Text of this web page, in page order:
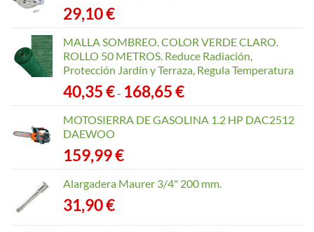
29,10€
MALLA SOMBREO. COLOR VERDE CLARO.
ROLLO 50 METROS. Reduce Radiación,
Protección Jardín y Terraza, Regula Temperatura
40,35€- 168,65€Rango
precios:
MOTOSIERRA DE GASOLINA 1.2 HP DAC2512
DAEWOO
159,99€
Alargadera Maurer 3/4" 200 mm.
31,90€